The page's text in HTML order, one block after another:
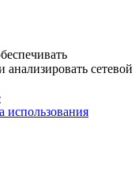
сетевой
использования